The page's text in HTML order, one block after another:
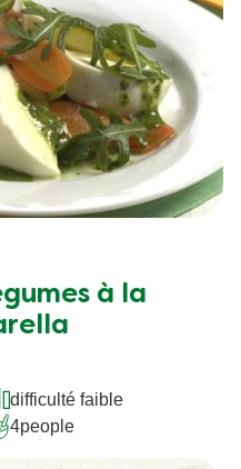
à la
difficulté faible
4people